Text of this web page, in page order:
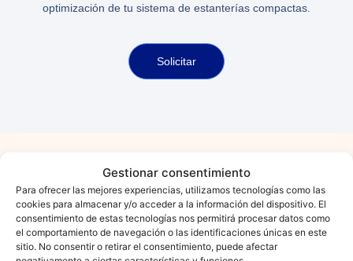
Gestionar consentimiento
Para ofrecer las mejores experiencias, utilizamos tecnologías como las
cookies para almacenar y/o acceder a la información del dispositivo. El
consentimiento de estas tecnologías nos permitirá procesar datos como
el comportamiento de navegación o las identificaciones únicas en este
sitio. No consentir o retirar el consentimiento, puede afectar
optimización de tu sistema de estanterías compactas.
Solicitar
¿Necesitas Asesoramiento, Un
Presupuesto O Más Información
Sobre Nuestros Productos Y
Servicios?